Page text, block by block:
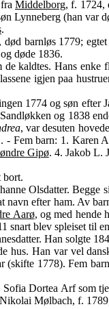
fraMiddelborg, f. 1724,
Lynneberg (han var
.
barnløs 1779;
døde 1836.
kaldtes. Hans
igjen paa
1774 og søn
og 1838
, var desuten
Fem barn: 1. Karen
Gipø. 4. Jakob L.
bort.
Olsdatter. Begge
efter ham. Av
Aarø, og med hende
snart blev spleiset til
Han solgte
hus. Han var vel
(skifte 1778). Fem
Dortea Arf som
Mølbach, f.